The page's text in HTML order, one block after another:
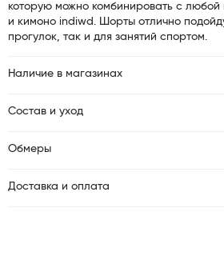
которую можно комбинировать с любой
и кимоно indiwd. Шорты отлично
прогулок, так и для занятий спортом.
Наличие в магазинах
Состав и уход
Обмеры
Доставка и оплата